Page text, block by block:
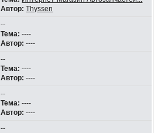
Автор: Thyssen
--
Тема: ----
Автор: ----
--
Тема: ----
Автор: ----
--
Тема: ----
Автор: ----
--